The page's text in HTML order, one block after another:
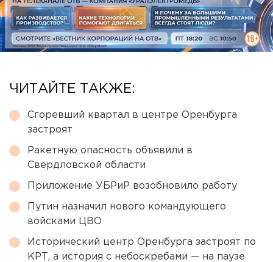
ЧИТАЙТЕ ТАКЖЕ:
Сгоревший квартал в центре Оренбурга
застроят
Ракетную опасность объявили в
Свердловской области
Приложение УБРиР возобновило работу
Путин назначил нового командующего
войсками ЦВО
Исторический центр Оренбурга застроят по
КРТ, а история с небоскребами — на паузе